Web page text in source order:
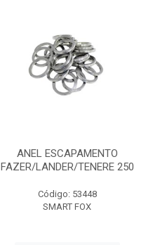
ANEL ESCAPAMENTO
FAZER/LANDER/TENERE 250
Código: 53448
SMART FOX